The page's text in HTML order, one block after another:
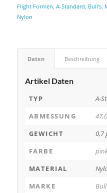
Flight Formen, A-Standard, Bull's,
Nylon
Daten Beschreibung
Artikel Daten
TYP
A-
ABMESSUNG
GEWICHT
0,7
FARBE
MATERIAL
MARKE